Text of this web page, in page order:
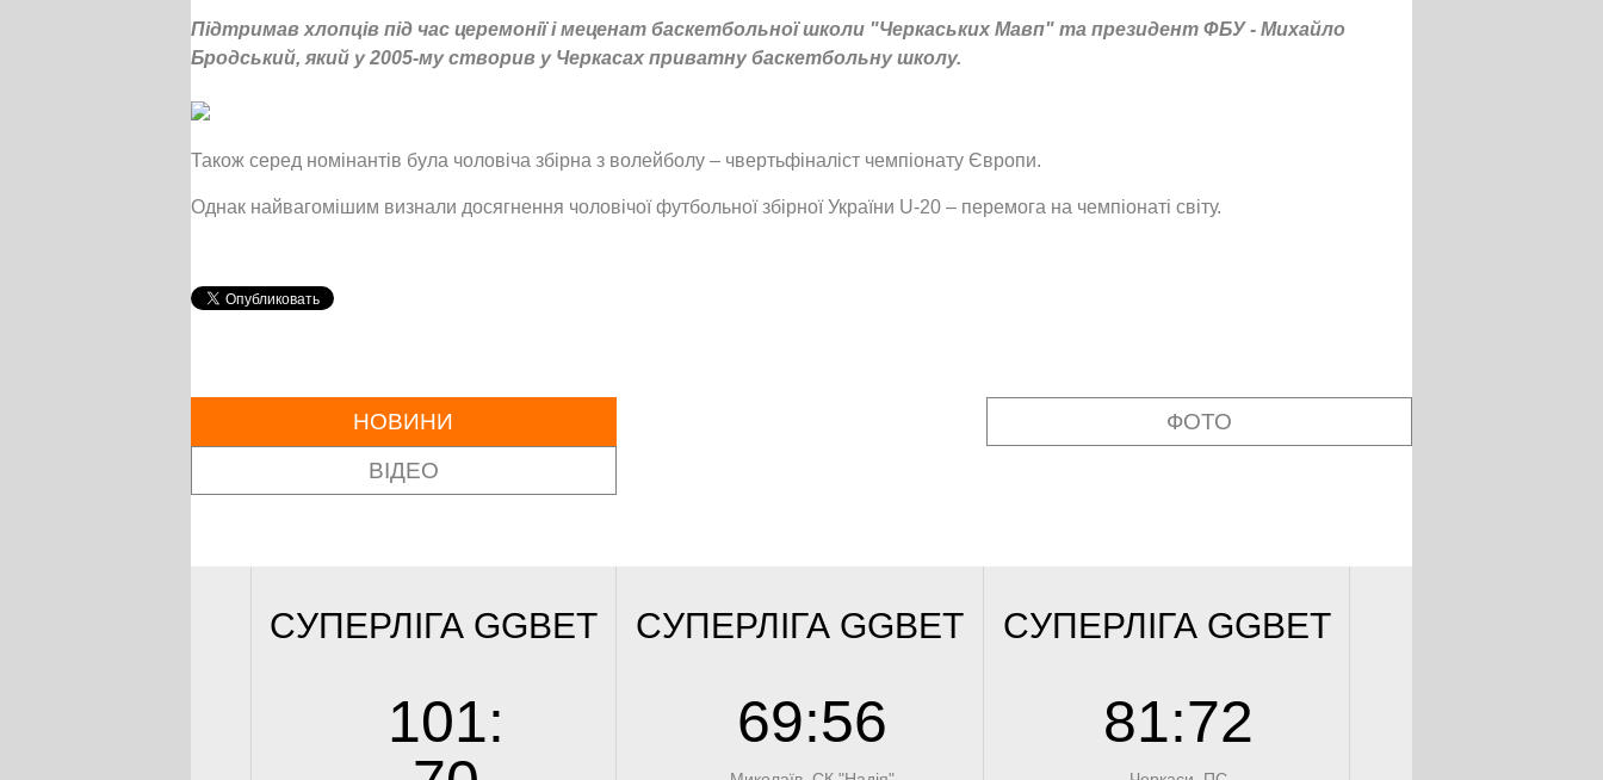
Підтримав хлопців під час церемонії і меценат баскетбольної школи "Черкаських Мавп" та президент ФБУ - Михайло
Бродський, який у 2005-му створив у Черкасах приватну баскетбольну школу.
Також серед номінантів була чоловіча збірна з волейболу – чвертьфіналіст чемпіонату Європи.
Однак найвагомішим визнали досягнення чоловічої футбольної збірної України U-20 – перемога на чемпіонаті світу.
НОВИНИ
ФОТО
ВІДЕО
CУПЕРЛІГА GGBET
101:
CУПЕРЛІГА GGBET
69:56
CУПЕРЛІГА GGBET
81:72